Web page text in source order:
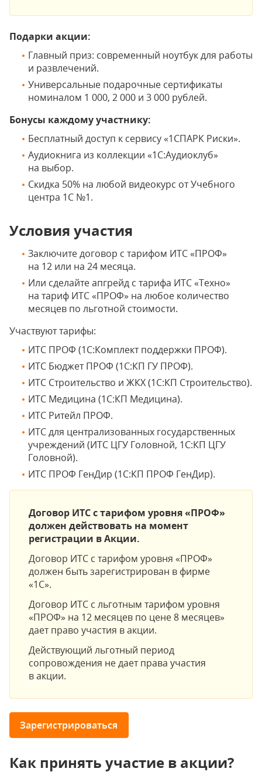
Подарки акции:
Главный приз: современный ноутбук для работы
и развлечений.
Универсальные подарочные сертификаты
номиналом 1 000, 2 000 и 3 000 рублей.
Бонусы каждому участнику:
Бесплатный доступ к сервису «1СПАРК Риски».
Аудиокнига из коллекции «1С:Аудиоклуб»
на выбор.
Скидка 50% на любой видеокурс от Учебного
центра 1С №1.
Условия участия
Заключите договор с тарифом ИТС «ПРОФ»
на 12 или на 24 месяца.
Или сделайте апгрейд с тарифа ИТС «Техно»
на тариф ИТС «ПРОФ» на любое количество
месяцев по льготной стоимости.
Участвуют тарифы:
ИТС ПРОФ (1С:Комплект поддержки ПРОФ).
ИТС Бюджет ПРОФ (1С:КП ГУ ПРОФ).
ИТС Строительство и ЖКХ (1С:КП Строительство).
ИТС Медицина (1С:КП Медицина).
ИТС Ритейл ПРОФ.
ИТС для централизованных государственных
учреждений (ИТС ЦГУ Головной, 1С:КП ЦГУ
Головной).
ИТС ПРОФ ГенДир (1С:КП ПРОФ ГенДир).
Договор ИТС с тарифом уровня «ПРОФ»
должен действовать на момент
регистрации в Акции.
Договор ИТС с тарифом уровня «ПРОФ»
должен быть зарегистрирован в фирме
«1С».
Договор ИТС с льготным тарифом уровня
«ПРОФ» на 12 месяцев по цене 8 месяцев»
дает право участия в акции.
Действующий льготный период
сопровождения не дает права участия
в акции.
Зарегистрироваться
Как принять участие в акции?